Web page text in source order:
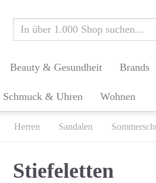
Beauty & Gesundheit Brands
Schmuck & Uhren Wohnen
Herren Sandalen
Stiefeletten